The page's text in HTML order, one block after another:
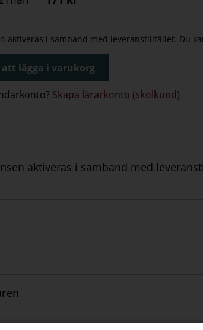
aktiveras i samband med leveranstillfället. Du
att lägga i varukorg
Skapa lärarkonto (skolkund)
aktiveras i samband med